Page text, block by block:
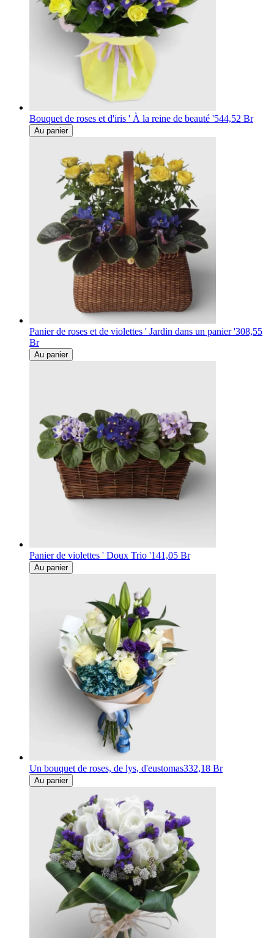
Bouquet de roses et d'iris ' À la reine de beauté '544,52 Br
Au panier
Panier de roses et de violettes ' Jardin dans un panier '308,55
Br
Au panier
Panier de violettes ' Doux Trio '141,05 Br
Au panier
Un bouquet de roses, de lys, d'eustomas332,18 Br
Au panier